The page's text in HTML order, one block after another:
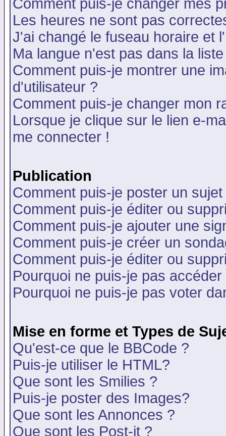
Comment puis-je changer mes
Les heures ne sont pas
J'ai changé le fuseau horaire et
Ma langue n'est pas dans la
Comment puis-je montrer une
d'utilisateur ?
Comment puis-je changer mon
Lorsque je clique sur le lien e-
me connecter !
Publication
Comment puis-je poster un
Comment puis-je éditer ou
Comment puis-je ajouter une
Comment puis-je créer un
Comment puis-je éditer ou
Pourquoi ne puis-je pas
Pourquoi ne puis-je pas voter
Mise en forme et Types de
Qu'est-ce que le BBCode ?
Puis-je utiliser le HTML?
Que sont les Smilies ?
Puis-je poster des Images?
Que sont les Annonces ?
Que sont les Post-it ?